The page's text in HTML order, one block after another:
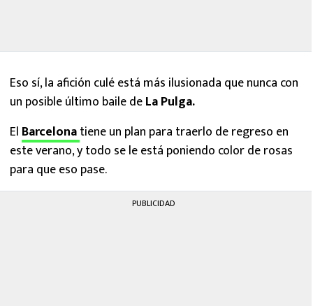
Eso sí, la afición culé está más ilusionada que nunca con
un posible último baile deLa Pulga.
El Barcelonatiene un plan para traerlo de regreso en
este verano, y todo se le está poniendo color de rosas
para que eso pase.
PUBLICIDAD